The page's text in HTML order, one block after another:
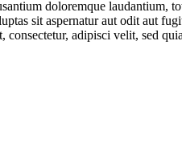
doloremque laudantium,
sit aspernatur aut odit aut
adipisci velit, sed